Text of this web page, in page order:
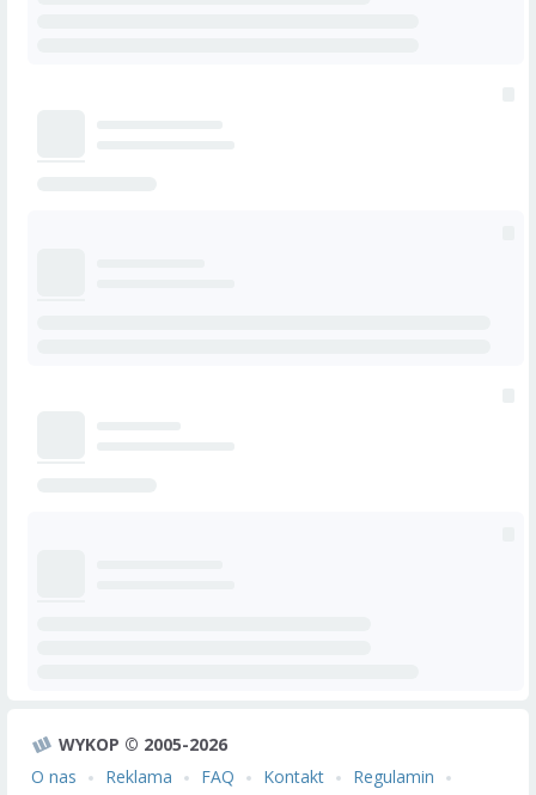
WYKOP © 2005-2026
O nas
Reklama FAQ Kontakt
Regulamin